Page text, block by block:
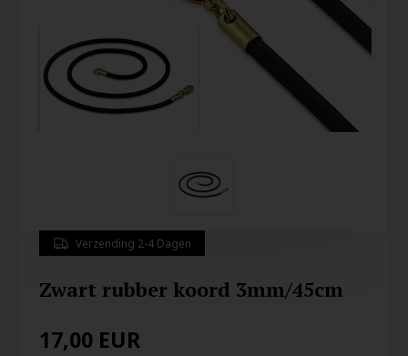
Verzending 2-4 Dagen
Zwart rubber koord 3mm/45cm
17,00 EUR